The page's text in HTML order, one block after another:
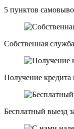
5 пунктов
Собственная
Получение кредита
Бесплатный выезд